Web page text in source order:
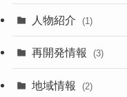
人物紹介 (1)
再開発情報 (3)
地域情報 (2)